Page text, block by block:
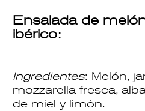
Ensalada de
ibérico:
Ingredientes: Melón,
mozzarella fresca,
de miel y limón.